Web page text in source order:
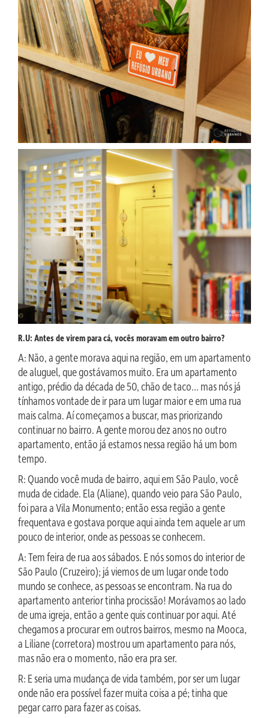
R.U: Antes de virem para cá, vocês moravam em outro bairro?
A: Não, a gente morava aqui na região, em um apartamento
de aluguel, que gostávamos muito. Era um apartamento
antigo, prédio da década de 50, chão de taco… mas nós já
tínhamos vontade de ir para um lugar maior e em uma rua
mais calma. Aí começamos a buscar, mas priorizando
continuar no bairro. A gente morou dez anos no outro
apartamento, então já estamos nessa região há um bom
tempo.
R: Quando você muda de bairro, aqui em São Paulo, você
muda de cidade. Ela (Aliane), quando veio para São Paulo,
foi para a Vila Monumento; então essa região a gente
frequentava e gostava porque aqui ainda tem aquele ar um
pouco de interior, onde as pessoas se conhecem.
A: Tem feira de rua aos sábados. E nós somos do interior de
São Paulo (Cruzeiro); já viemos de um lugar onde todo
mundo se conhece, as pessoas se encontram. Na rua do
apartamento anterior tinha procissão! Morávamos ao lado
de uma igreja, então a gente quis continuar por aqui. Até
chegamos a procurar em outros bairros, mesmo na Mooca,
a Liliane (corretora) mostrou um apartamento para nós,
mas não era o momento, não era pra ser.
R: E seria uma mudança de vida também, por ser um lugar
onde não era possível fazer muita coisa a pé; tinha que
pegar carro para fazer as coisas.